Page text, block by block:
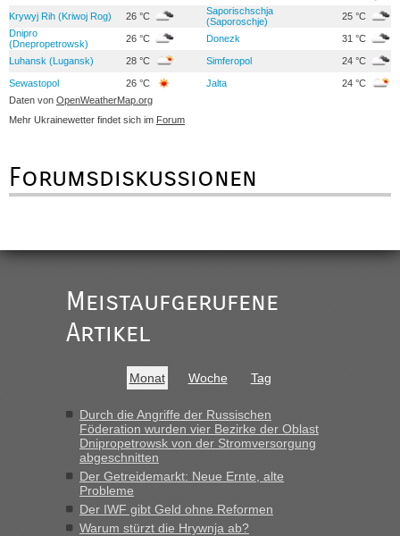
Krywyj Rih (Kriwoj Rog) 26 °C
Saporischschja
(Saporoschje)
25 °C
Dnipro
(Dnepropetrowsk)
26 °C Donezk 31 °C
Luhansk (Lugansk) 28 °C Simferopol 24 °C
Sewastopol 26 °C Jalta
24 °C
Daten von OpenWeatherMap.org
Mehr Ukrainewetter findet sich im Forum
Forumsdiskussionen
Meistaufgerufene
Artikel
Monat Woche Tag
Durch die Angriffe der Russischen
Föderation wurden vier Bezirke der Oblast
Dnipropetrowsk von der Stromversorgung
abgeschnitten
Der Getreidemarkt: Neue Ernte, alte
Probleme
Der IWF gibt Geld ohne Reformen
Warum stürzt die Hrywnja ab?